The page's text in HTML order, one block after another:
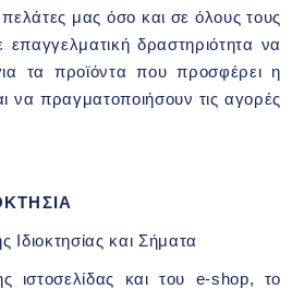
μας όσο και σε όλους τους
δραστηριότητα να
τα προϊόντα που προσφέρει η
να πραγματοποιήσουν τις αγορές
Ιδιοκτησίας και Σήματα
ιστοσελίδας και του e-shop, το